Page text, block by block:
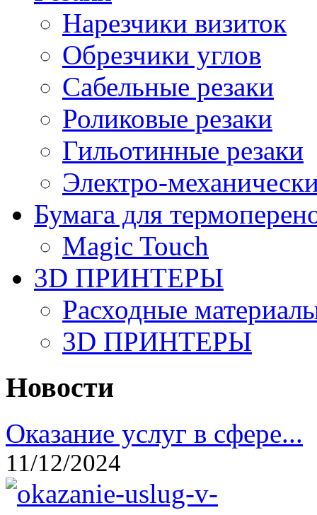
Нарезчики визиток
Обрезчики углов
Сабельные резаки
Роликовые резаки
Гильотинные резаки
Электро-
Бумага для
Magic Touch
3D ПРИНТЕРЫ
Расходные
3D ПРИНТЕРЫ
Новости
Оказание услуг в сфере...
11/12/2024